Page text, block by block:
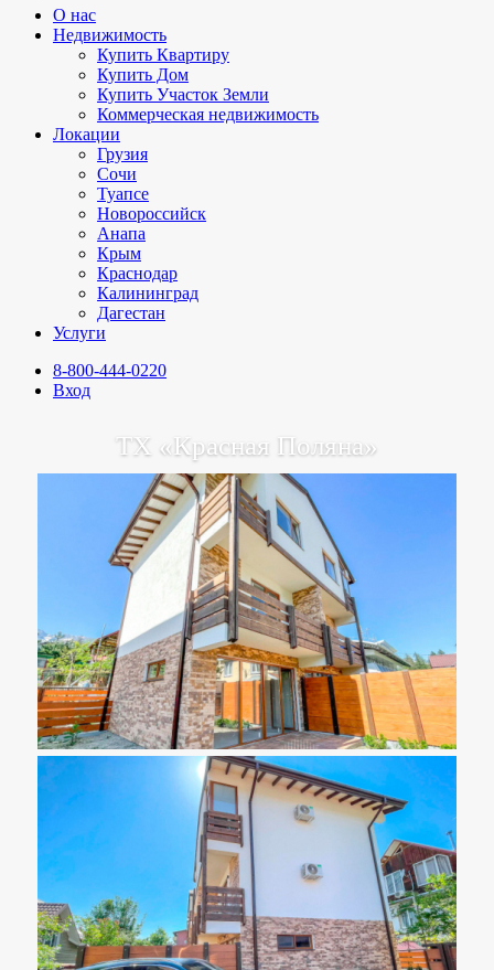
О нас
Недвижимость
Купить Квартиру
Купить Дом
Купить Участок Земли
Коммерческая недвижимость
Локации
Грузия
Сочи
Туапсе
Новороссийск
Анапа
Крым
Краснодар
Калининград
Дагестан
Услуги
8-800-444-0220
Вход
ТХ «Красная Поляна»